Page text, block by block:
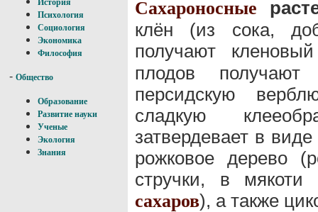
История
Психология
Социология
Экономика
Философия
- Общество
Образование
Развитие науки
Ученые
Экология
Знания
Сахароносные
клён (из сока,
получают
плодов
персидскую
сладкую
затвердевает в
рожковое дерево
стручки, в мякоти
сахаров), а также